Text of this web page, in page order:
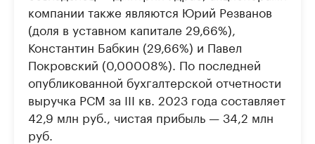
компании также являются Юрий Резванов
(доля в уставном капитале 29,66%),
Константин Бабкин (29,66%) и Павел
Покровский (0,00008%). По последней
опубликованной бухгалтерской отчетности
выручка РСМ за III кв. 2023 года составляет
42,9 млн руб., чистая прибыль — 34,2 млн
руб.